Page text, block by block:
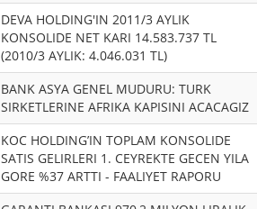
DEVA HOLDING'IN 2011/3 AYLIK
KONSOLIDE NET KARI 14.583.737 TL
(2010/3 AYLIK: 4.046.031 TL)
BANK ASYA GENEL MUDURU: TURK
SIRKETLERINE AFRIKA KAPISINI ACACAGIZ
KOC HOLDING’IN TOPLAM KONSOLIDE
SATIS GELIRLERI 1. CEYREKTE GECEN YILA
GORE %37 ARTTI - FAALIYET RAPORU